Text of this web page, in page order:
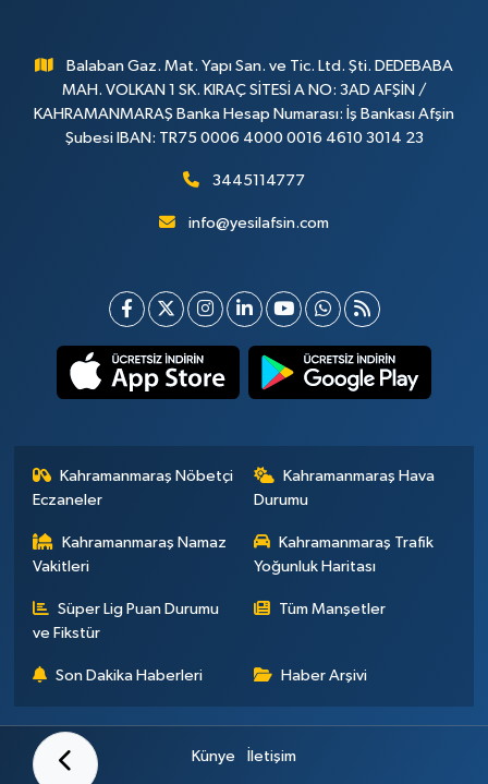
Balaban Gaz. Mat. Yapı San. ve Tic. Ltd. Şti. DEDEBABA
MAH. VOLKAN 1 SK. KIRAÇ SİTESİ A NO: 3AD AFŞİN /
KAHRAMANMARAŞ Banka Hesap Numarası: İş Bankası Afşin
Şubesi IBAN: TR75 0006 4000 0016 4610 3014 23
3445114777
info@yesilafsin.com
Kahramanmaraş Nöbetçi
Eczaneler
Kahramanmaraş Hava
Durumu
Kahramanmaraş Namaz
Vakitleri
Kahramanmaraş Trafik
Yoğunluk Haritası
Süper Lig Puan Durumu
ve Fikstür
Tüm Manşetler
Son Dakika Haberleri Haber Arşivi
Künye İletişim